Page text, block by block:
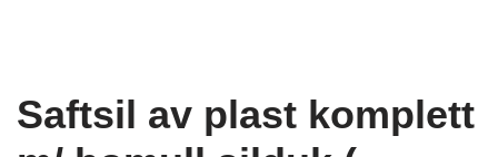
Saftsil av plast komplett